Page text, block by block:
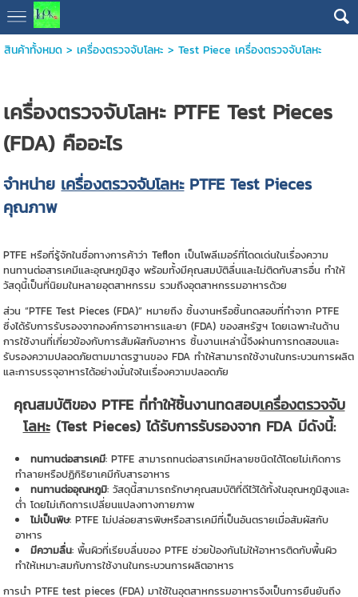
สินค้าทั้งหมด> เครื่องตรวจจับโลหะ > Test Piece เครื่องตรวจจับโลหะ
เครื่องตรวจจับโลหะ PTFE Test Pieces
(FDA) คืออะไร
จำหน่ายเครื่องตรวจจับโลหะPTFE Test Pieces
คุณภาพ
PTFE หรือที่รู้จักในชื่อทางการค้าว่า Teflon เป็นโพลีเมอร์ที่โดดเด่นในเรื่องความ
ทนทานต่อสารเคมีและอุณหภูมิสูง พร้อมทั้งมีคุณสมบัติลื่นและไม่ติดกับสารอื่น ทำให้
วัสดุนี้เป็นที่นิยมในหลายอุตสาหกรรม รวมถึงอุตสาหกรรมอาหารด้วย
ส่วน “PTFE Test Pieces (FDA)” หมายถึง ชิ้นงานหรือชิ้นทดสอบที่ทำจาก PTFE
ซึ่งได้รับการรับรองจากองค์การอาหารและยา (FDA) ของสหรัฐฯ โดยเฉพาะในด้าน
การใช้งานที่เกี่ยวข้องกับการสัมผัสกับอาหาร ชิ้นงานเหล่านี้จึงผ่านการทดสอบและ
รับรองความปลอดภัยตามมาตรฐานของ FDA ทำให้สามารถใช้งานในกระบวนการผลิต
และการบรรจุอาหารได้อย่างมั่นใจในเรื่องความปลอดภัย
คุณสมบัติของ PTFE ที่ทำให้ชิ้นงานทดสอบเครื่องตรวจจับ
โลหะ(Test Pieces) ได้รับการรับรองจาก FDA มีดังนี้:
ทนทานต่อสารเคมี: PTFE สามารถทนต่อสารเคมีหลายชนิดได้โดยไม่เกิดการ
ทำลายหรือปฏิกิริยาเคมีกับสารอาหาร
ทนทานต่ออุณหภูมิ: วัสดุนี้สามารถรักษาคุณสมบัติที่ดีไว้ได้ทั้งในอุณหภูมิสูงและ
ต่ำ โดยไม่เกิดการเปลี่ยนแปลงทางกายภาพ
ไม่เป็นพิษ: PTFE ไม่ปล่อยสารพิษหรือสารเคมีที่เป็นอันตรายเมื่อสัมผัสกับ
อาหาร
มีความลื่น: พื้นผิวที่เรียบลื่นของ PTFE ช่วยป้องกันไม่ให้อาหารติดกับพื้นผิว
ทำให้เหมาะสมกับการใช้งานในกระบวนการผลิตอาหาร
การนำ PTFE test pieces (FDA) มาใช้ในอุตสาหกรรมอาหารจึงเป็นการยืนยันถึง